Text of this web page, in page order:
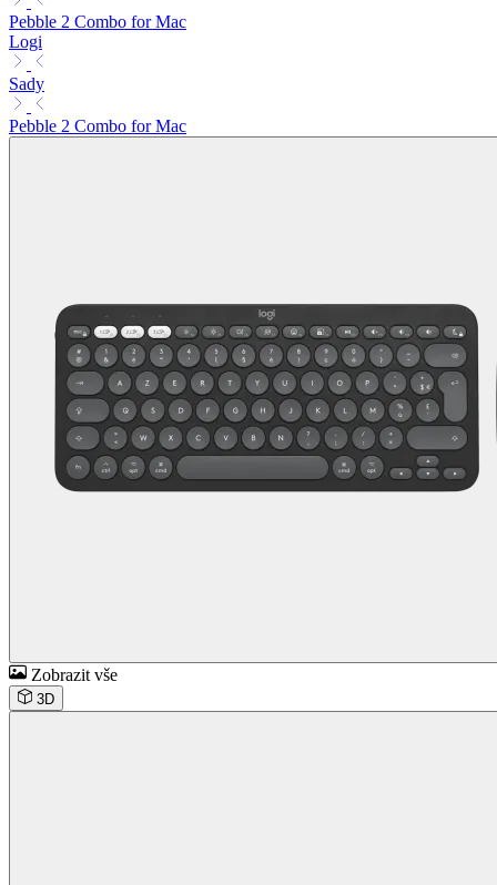
Pebble 2 Combo for Mac
Logi
Sady
Pebble 2 Combo for Mac
Zobrazit vše
3D